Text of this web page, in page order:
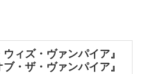
ィズ・ヴァンパイア』
・ザ・ヴァンパイア』